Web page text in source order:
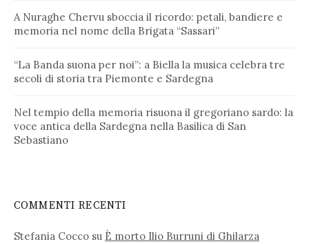
A Nuraghe Chervu sboccia il ricordo: petali, bandiere e
memoria nel nome della Brigata “Sassari”
“La Banda suona per noi”: a Biella la musica celebra tre
secoli di storia tra Piemonte e Sardegna
Nel tempio della memoria risuona il gregoriano sardo: la
voce antica della Sardegna nella Basilica di San
Sebastiano
COMMENTI RECENTI
Stefania Cocco su È morto Ilio Burruni di Ghilarza